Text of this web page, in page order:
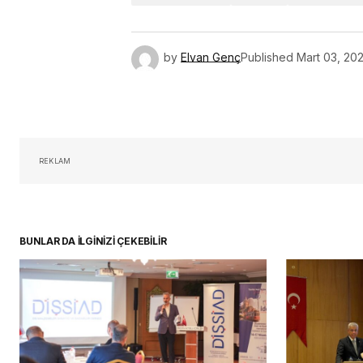
by Elvan GençPublished Mart 03,
REKLAM
BUNLAR DA İLGİNİZİ ÇEKEBİLİR